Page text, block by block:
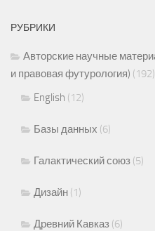
РУБРИКИ
Авторские научные
и правовая футурология) (192)
English (12)
Базы данных (6)
Галактический союз (5)
Дизайн (1)
Древний Кавказ (6)